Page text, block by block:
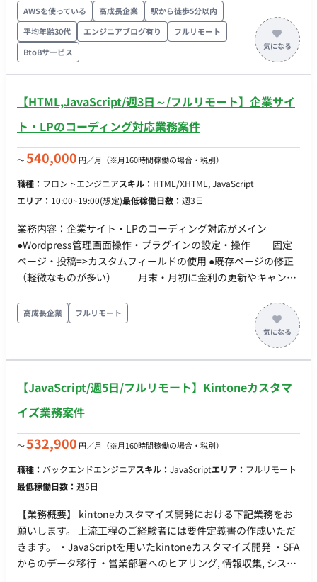
解決をサポートする、アジャイル開発メインのポジションで
す。 ご経験やスキルに応じて、以下の役割を分担しています。
・営業やカスタマーサクセスといった社内のフロント担当者に
同行し、システムに登録するデータに関して、顧客へのヒアリ
ングと課題分析 ・フロントに立って機能改善／新機能開発の要
技術解決に対するエンジニアへの具体的な指示、フォロー ・社
内外や外注先への指示・依頼・調整業務 ・リリーススケジュー
折衝） ■使用ツール Google Workspace, Slack, Zoom,
発概要 ・開発言語: PHP, JavaScript ・フレームワーク: Laravel,
CakePHP ・開発/運用環境: Docker, VSCode, PHPStorm, Node-
AWS（S3, lambda, SQS） ・監視、モニタリング、運用ツール:
Newrelic ■ポジションの魅力 ・データ連携プロジェクトという
性質上、自社製品だけではなく他社製品の仕様にも触れる機会
が多くあり、包括的な業界の理解を深めることができます。 ・
実際に顧客の業務が「楽になる」部分を担当できるので、顧客
内での成果が目に見えやすく、自身のやりがいにも繋がりま
す。 ・チームは立ち上げから間もないため、チーム体制構築や
仕組みづくりにも携わることができるフェーズです。 ・高卒1
いフェアな環境でチャレンジできます。
AWSを使っている 高成長企業
駅から徒歩5分以内
平均年齢30代
エンジニアブログ有り
フルリモート
BtoBサービス
【HTML,JavaScript/週3日～/フルリモート】企業サイ
ト・LPのコーディング対応業務案件
〜540,000 円／月 （※月160時間稼働の場合・税別）
職種： フロントエンジニアスキル： HTML/XHTML, JavaScript
エリア： 10:00~19:00(想定)最低稼働日数： 週3日
業務内容：企業サイト・LPのコーディング対応がメイン
●Wordpress管理画面操作・プラグインの設定・操作 固定
ページ・投稿=>カスタムフィールドの使用 ●既存ページの修正
（軽微なものが多い） 月末・月初に金利の更新やキャンペ
頼が集中する傾向にある ●新規ページ作成（複製等が多い）
12月に10件程度のコラム記事の反映（作業時間：1記事
0.5~1時間）を予定している（10月〜の継続業務） ●WEBCASを
用いたフォームの作成・修正 ●GTMの設置、GA4でのSEO分析
月）＞ ●初旬 ロゴ差し替え 1h バナー設置 2h
WEBcasの設定、質問への回答 2h 固定ページの数値変更
して動画追加、JSで動的な動きを設定）28h コラム記事の
製と計測用タグの設定 10h LPの複製 3h マイクロCMS
導入に関するMTG 1h ●月を通して メールの作成、ヒアリン
高成長企業 フルリモート
【JavaScript/週5日/フルリモート】Kintoneカスタマ
イズ業務案件
〜532,900 円／月 （※月160時間稼働の場合・税別）
職種： バックエンドエンジニアスキル： JavaScriptエリア： フルリモート
最低稼働日数： 週5日
【業務概要】 kintoneカスタマイズ開発における下記業務をお
願いします。 上流工程のご経験者には要件定義書の作成いただ
きます。 ・JavaScriptを用いたkintoneカスタマイズ開発 ・SFA
からのデータ移行 ・営業部署へのヒアリング, 情報収集, システ